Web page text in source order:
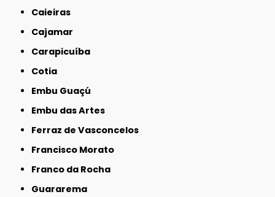
Caieiras
Cajamar
Carapicuíba
Cotia
Embu Guaçú
Embu das Artes
Ferraz de Vasconcelos
Francisco Morato
Franco da Rocha
Guararema